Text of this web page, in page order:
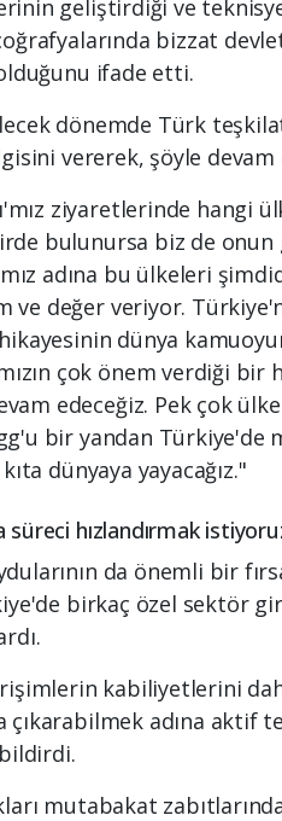
geliştirdiği ve
bizzat
ifade etti.
dönemde Türk
vererek, şöyle
ziyaretlerinde hangi
bulunursa biz de onun
adına bu ülkeleri
ve değer veriyor.
dünya
çok önem verdiği
edeceğiz. Pek çok
bir yandan
dünyaya yayacağız."
hızlandırmak
da önemli bir
birkaç özel sektör
kabiliyetlerini
adına aktif
mutabakat